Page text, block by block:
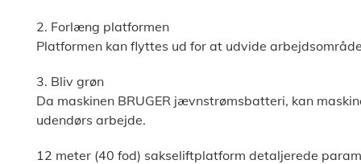
2. Forlæng platformen
Platformen kan flyttes ud for at udvide
3. Bliv grøn
Da maskinen BRUGER jævnstrømsbatteri, kan
udendørs arbejde.
12 meter (40 fod) sakseliftplatform detaljerede